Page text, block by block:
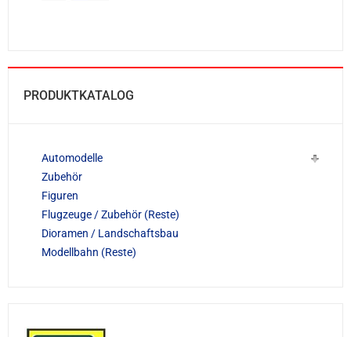
PRODUKTKATALOG
Automodelle
Zubehör
Figuren
Flugzeuge / Zubehör (Reste)
Dioramen / Landschaftsbau
Modellbahn (Reste)